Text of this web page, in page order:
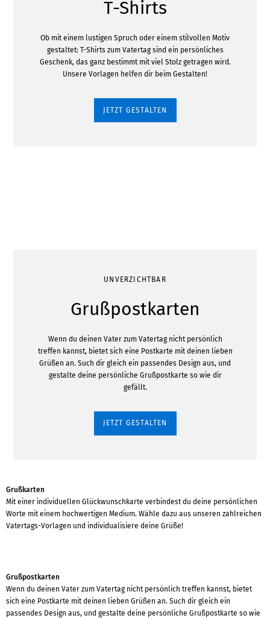
T-Shirts
Ob mit einem lustigen Spruch oder einem stilvollen Motiv
gestaltet: T-Shirts zum Vatertag sind ein persönliches
Geschenk, das ganz bestimmt mit viel Stolz getragen wird.
Unsere Vorlagen helfen dir beim Gestalten!
JETZT GESTALTEN
UNVERZICHTBAR
Grußpostkarten
Wenn du deinen Vater zum Vatertag nicht persönlich
treffen kannst, bietet sich eine Postkarte mit deinen lieben
Grüßen an. Such dir gleich ein passendes Design aus, und
gestalte deine persönliche Grußpostkarte so wie dir
gefällt.
JETZT GESTALTEN
Grußkarten
Mit einer individuellen Glückwunschkarte verbindest du deine persönlichen
Worte mit einem hochwertigen Medium. Wähle dazu aus unseren zahlreichen
Vatertags-Vorlagen und individualisiere deine Grüße!
Grußpostkarten
Wenn du deinen Vater zum Vatertag nicht persönlich treffen kannst, bietet
sich eine Postkarte mit deinen lieben Grüßen an. Such dir gleich ein
passendes Design aus, und gestalte deine persönliche Grußpostkarte so wie